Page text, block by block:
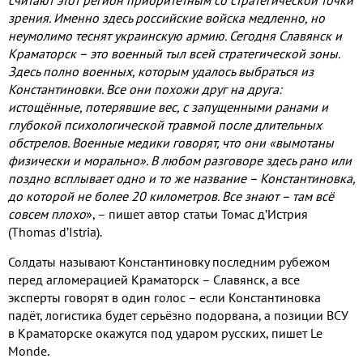
зрения. Именно здесь российские войска медленно, но
неумолимо теснят украинскую армию. Сегодня Славянск и
Краматорск – это военный тыл всей стратегической зоны.
Здесь полно военных, которым удалось выбраться из
Константиновки. Все они похожи друг на друга:
истощённые, потерявшие вес, с запущенными ранами и
глубокой психологической травмой после длительных
обстрелов. Военные медики говорят, что они «вымотаны
физически и морально». В любом разговоре здесь рано или
поздно всплывает одно и то же название – Константиновка,
до которой не более 20 километров. Все знают – там всё
совсем плохо», – пишет автор статьи Томас д’Истрия
(Thomas d’Istria).
Солдаты называют Константиновку последним рубежом
перед агломерацией Краматорск – Славянск, а все
эксперты говорят в один голос – если Константиновка
падёт, логистика будет серьёзно подорвана, а позиции ВСУ
в Краматорске окажутся под ударом русских, пишет Le
Monde.